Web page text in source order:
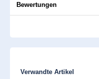
Bewertungen
Produktgalerie überspringen
Verwandte Artikel